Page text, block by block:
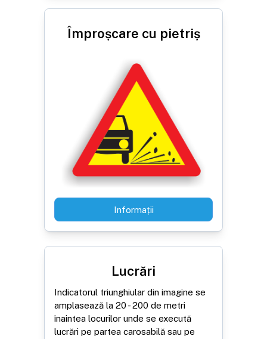
Împroșcare cu pietriș
Informații
Lucrări
Indicatorul triunghiular din imagine se
amplasează la 20 - 200 de metri
înaintea locurilor unde se execută
lucrări pe partea carosabilă sau pe